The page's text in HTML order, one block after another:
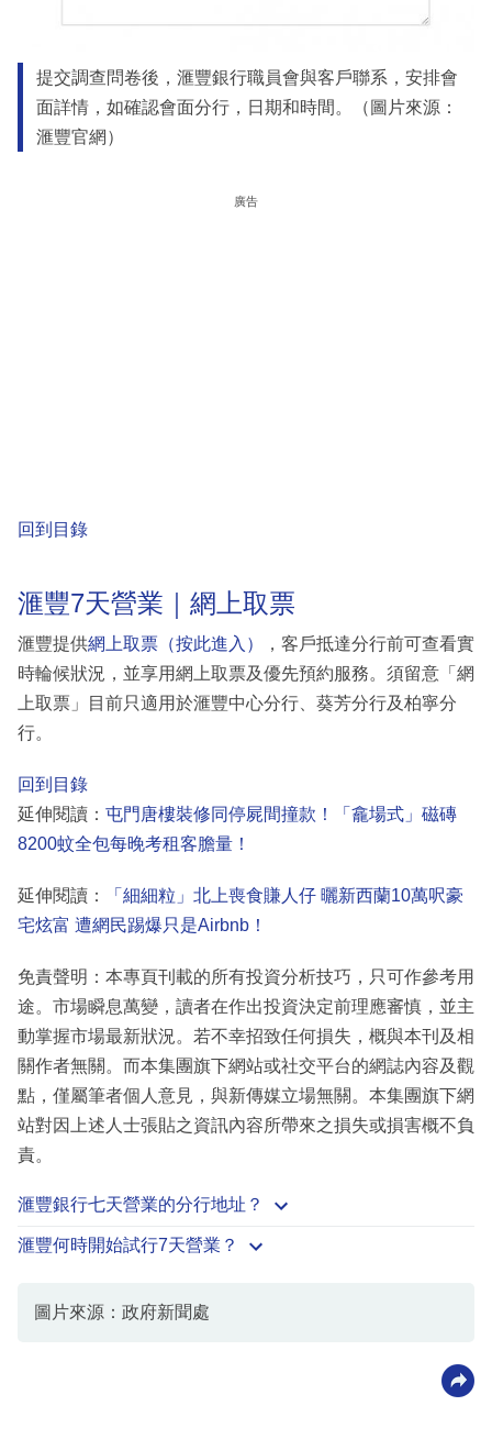
提交調查問卷後，滙豐銀行職員會與客戶聯系，安排會
面詳情，如確認會面分行，日期和時間。（圖片來源：
滙豐官網）
廣告
回到目錄
滙豐7天營業｜網上取票
滙豐提供網上取票（按此進入）
，客戶抵達分行前可查看實
時輪候狀況，並享用網上取票及優先預約服務。須留意「網
上取票」目前只適用於滙豐中心分行、葵芳分行及柏寧分
行。
回到目錄
延伸閱讀： 屯門唐樓裝修同停屍間撞款！「龕場式」磁磚
8200蚊全包每晚考租客膽量！
延伸閱讀：
「細細粒」北上喪食賺人仔 曬新西蘭10萬呎豪
宅炫富 遭網民踢爆只是Airbnb！
免責聲明：本專頁刊載的所有投資分析技巧，只可作參考用
途。市場瞬息萬變，讀者在作出投資決定前理應審慎，並主
動掌握市場最新狀況。若不幸招致任何損失，概與本刊及相
關作者無關。而本集團旗下網站或社交平台的網誌內容及觀
點，僅屬筆者個人意見，與新傳媒立場無關。本集團旗下網
站對因上述人士張貼之資訊內容所帶來之損失或損害概不負
責。
滙豐銀行七天營業的分行地址？
滙豐何時開始試行7天營業？
圖片來源：政府新聞處